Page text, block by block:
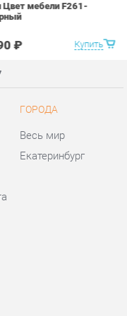
ГОРОДА
Екатеринбург